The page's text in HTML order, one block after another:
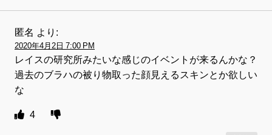
匿名 より:
2020年4月2日 7:00 PM
レイスの研究所みたいな感じのイベントが来るんかな？
過去のブラハの被り物取った顔見えるスキンとか欲しい
な
4